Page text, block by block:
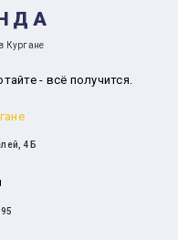
Кургане
- всё получится.
4 Б